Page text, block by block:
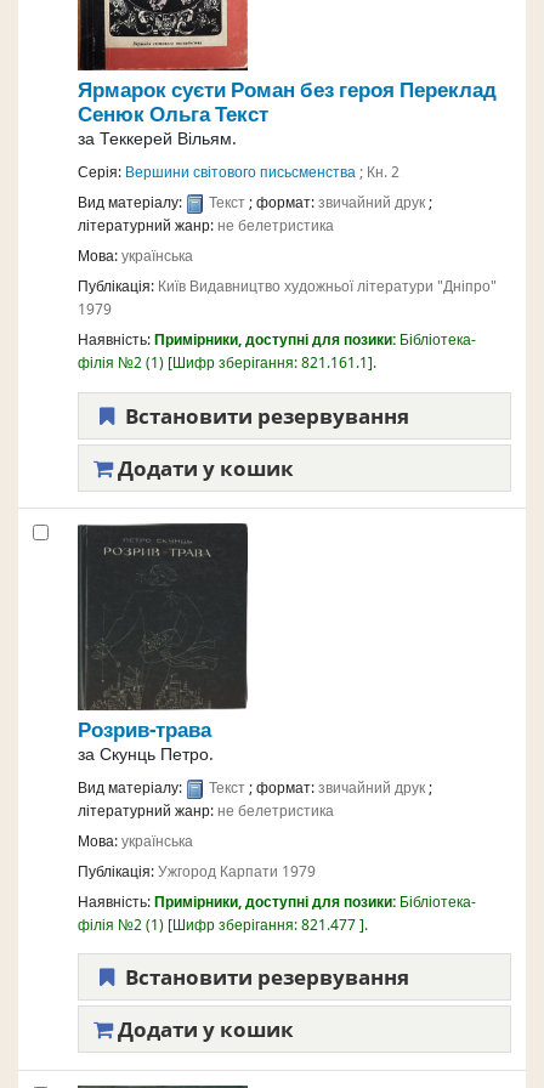
Ярмарок суєти Роман без героя Переклад
Сенюк ОльгаТекст
заТеккерей Вільям.
Серія: Вершини світового письсменства; Кн. 2
Вид матеріалу:
Текст; формат:звичайний друк;
літературний жанр:не белетристика
Мова:українська
Публікація: Київ Видавництво художньої літератури "Дніпро"
1979
Наявність:Примірники, доступні для позики: Бібліотека-
філія №2(1) Шифр зберігання:821.161.1 .
Встановити резервування
Додати у кошик
Розрив-трава
заСкунць Петро.
Вид матеріалу: Текст; формат:звичайний друк;
літературний жанр:не белетристика
Мова:українська
Публікація:Ужгород Карпати 1979
Наявність:Примірники, доступні для позики: Бібліотека-
філія №2(1) Шифр зберігання:821.477 .
Встановити резервування
Додати у кошик